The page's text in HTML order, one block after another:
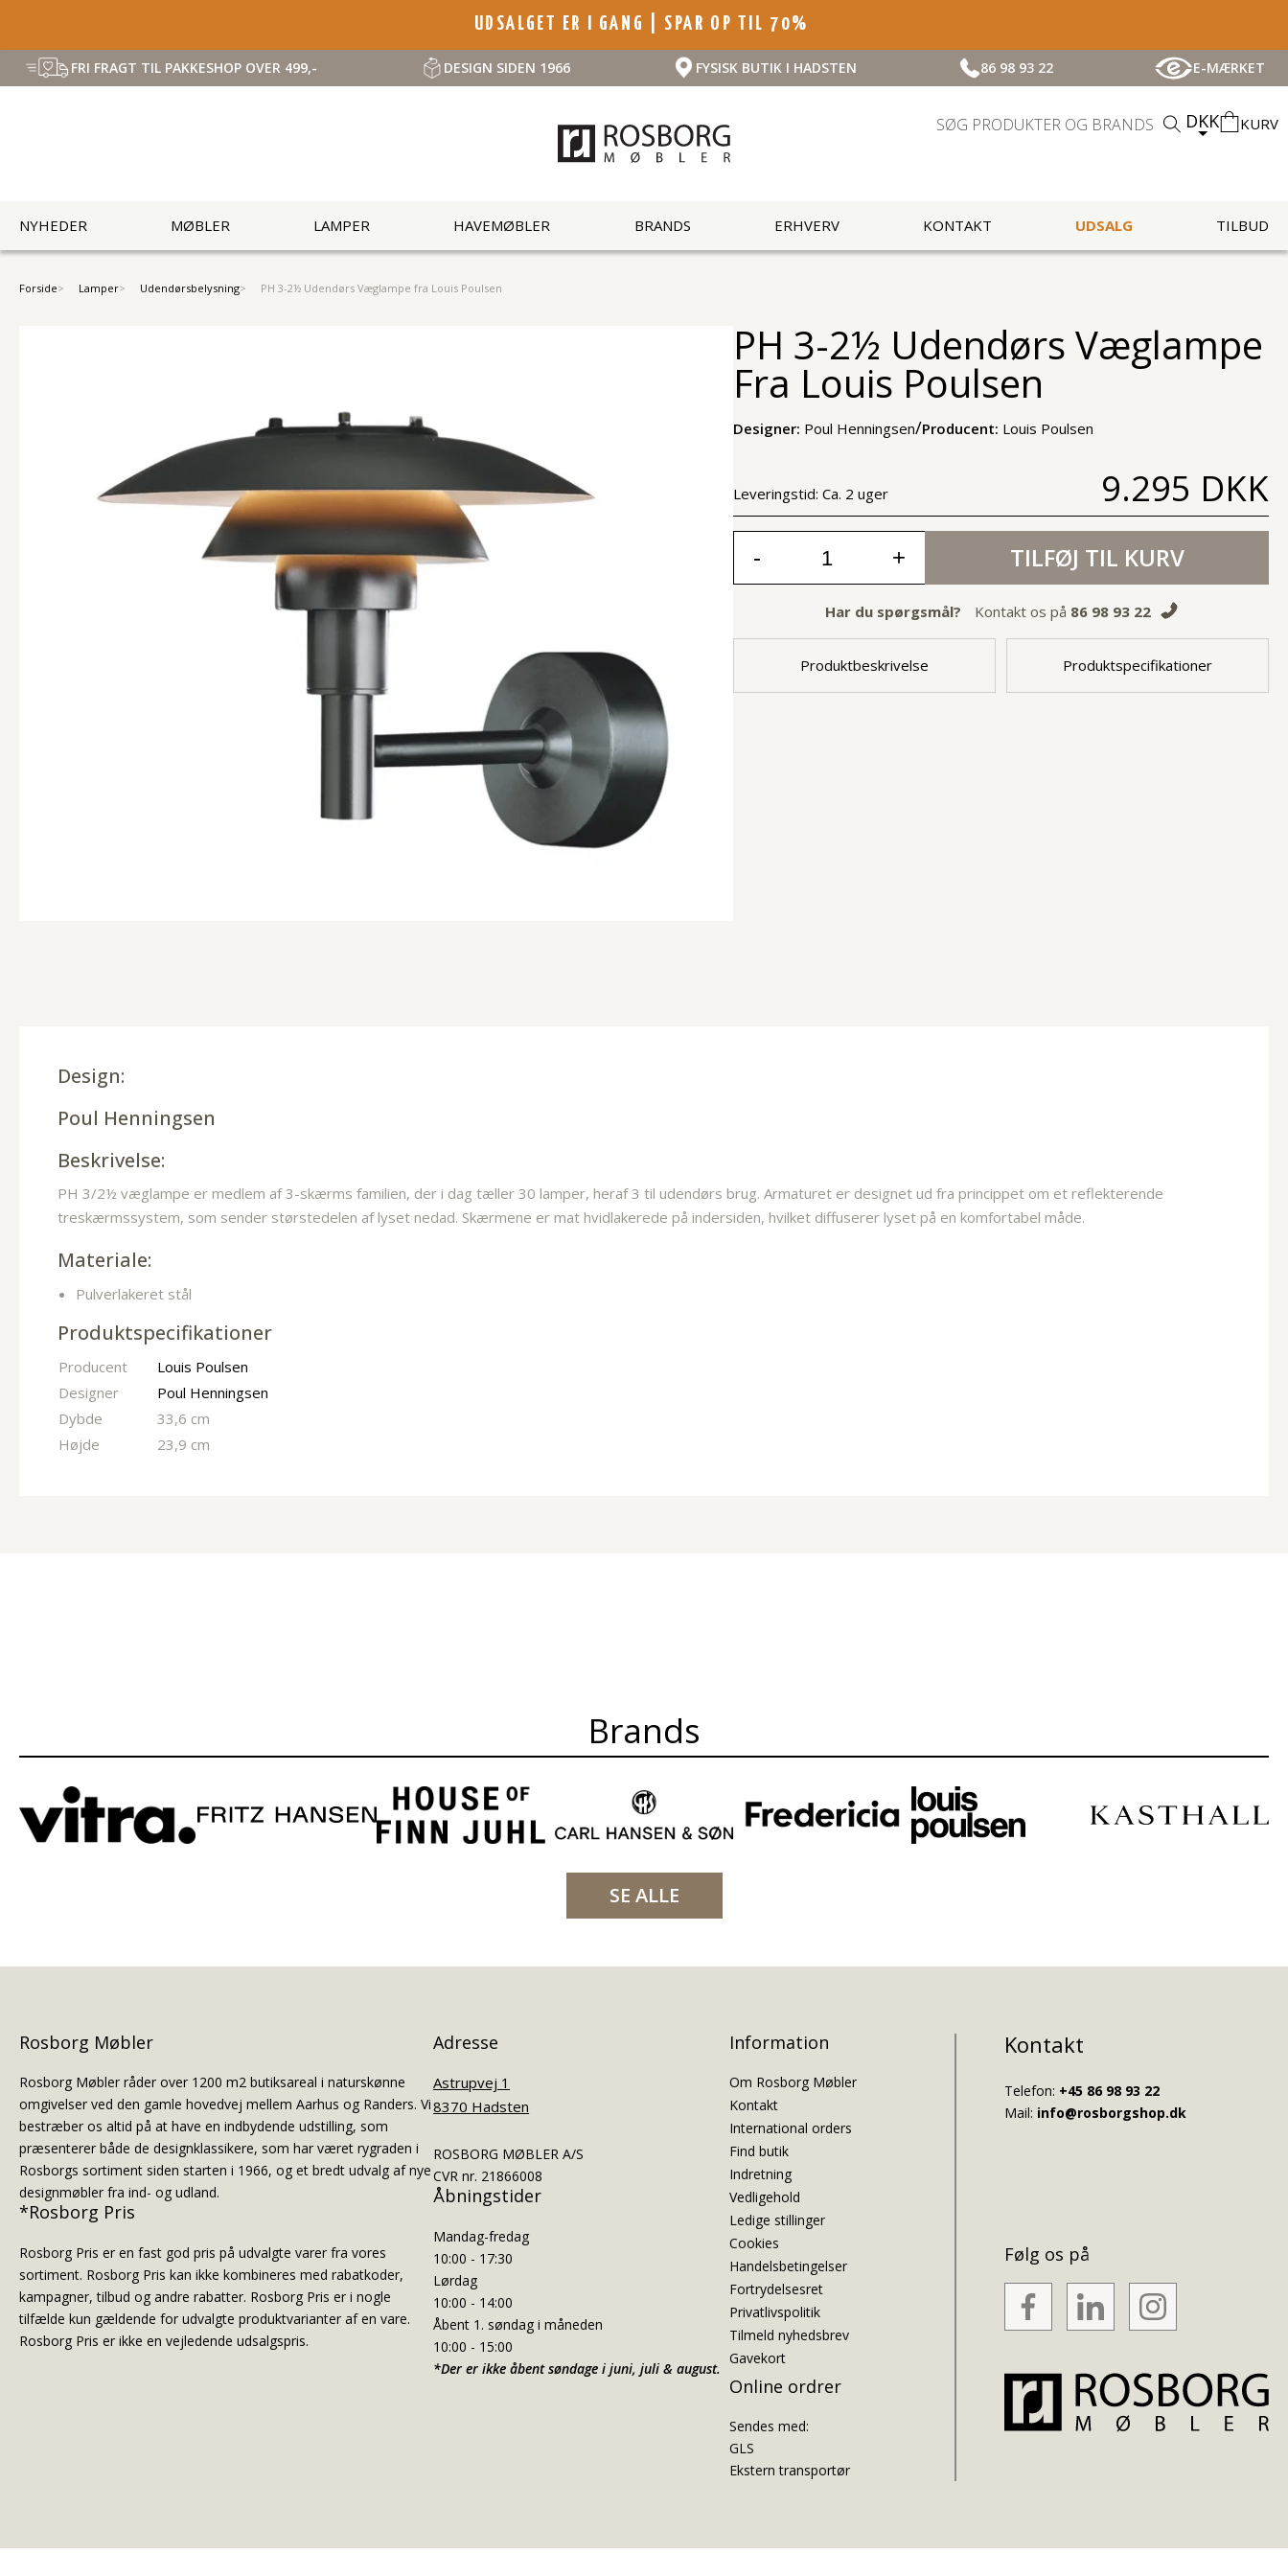
UDSALGET ER I GANG | SPAR OP TIL 70%
FRI FRAGT TIL PAKKESHOP OVER 499,- DESIGN SIDEN 1966 FYSISK BUTIK I HADSTEN 86 98 93 22 E-MÆRKET
DKK KURV
NYHEDER MØBLER LAMPER HAVEMØBLER BRANDS ERHVERV KONTAKT UDSALG TILBUD
Forside Lamper Udendørsbelysning PH 3-2½ Udendørs Væglampe fra Louis Poulsen
PH 3-2½ Udendørs Væglampe
Fra Louis Poulsen
Designer: Poul Henningsen/Producent: Louis Poulsen
Leveringstid:Ca. 2 uger 9.295 DKK
- + TILFØJ TIL KURV
Har du spørgsmål? Kontakt os på 86 98 93 22
Produktbeskrivelse Produktspecifikationer
Design:
Poul Henningsen
Beskrivelse:
PH 3/2½ væglampe er medlem af 3-skærms familien, der i dag tæller 30 lamper, heraf 3 til udendørs brug. Armaturet er designet ud fra princippet om et reflekterende
treskærmssystem, som sender størstedelen af lyset nedad. Skærmene er mat hvidlakerede på indersiden, hvilket diffuserer lyset på en komfortabel måde.
Materiale:
Pulverlakeret stål
Produktspecifikationer
Producent
Louis Poulsen
Designer
Poul Henningsen
Dybde
33,6 cm
Højde
23,9 cm
Brands
SE ALLE
Rosborg Møbler
Rosborg Møbler råder over 1200 m2 butiksareal i naturskønne
omgivelser ved den gamle hovedvej mellem Aarhus og Randers. Vi
bestræber os altid på at have en indbydende udstilling, som
præsenterer både de designklassikere, som har været rygraden i
Rosborgs sortiment siden starten i 1966, og et bredt udvalg af nye
designmøbler fra ind- og udland.
*Rosborg Pris
Rosborg Pris er en fast god pris på udvalgte varer fra vores
sortiment. Rosborg Pris kan ikke kombineres med rabatkoder,
kampagner, tilbud og andre rabatter. Rosborg Pris er i nogle
tilfælde kun gældende for udvalgte produktvarianter af en vare.
Rosborg Pris er ikke en vejledende udsalgspris.
Adresse
Astrupvej 1
8370 Hadsten
ROSBORG MØBLER A/S
CVR nr. 21866008
Åbningstider
Mandag-fredag
10:00 - 17:30
Lørdag
10:00 - 14:00
Åbent 1. søndag i måneden
10:00 - 15:00
*Der er ikke åbent søndage i juni, juli & august.
Information
Om Rosborg Møbler
Kontakt
International orders
Find butik
Indretning
Vedligehold
Ledige stillinger
Cookies
Handelsbetingelser
Fortrydelsesret
Privatlivspolitik
Tilmeld nyhedsbrev
Gavekort
Online ordrer
Sendes med:
GLS
Ekstern transportør
Kontakt
Telefon: +45 86 98 93 22
Mail: info@rosborgshop.dk
Følg os på